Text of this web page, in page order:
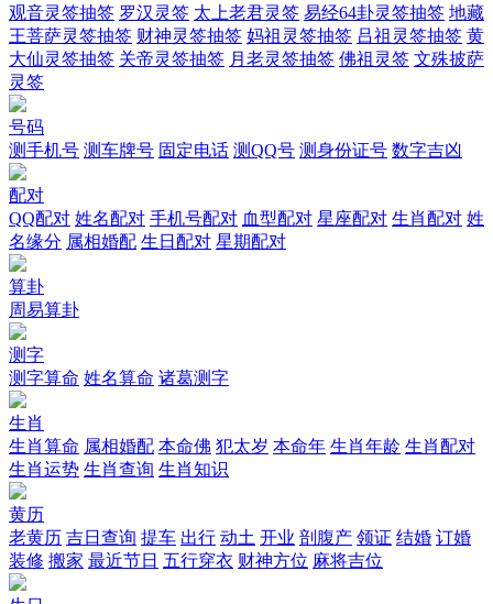
观音灵签抽签 罗汉灵签 太上老君灵签 易经64卦灵签抽签 地藏
王菩萨灵签抽签 财神灵签抽签 妈祖灵签抽签 吕祖灵签抽签 黄
大仙灵签抽签 关帝灵签抽签 月老灵签抽签 佛祖灵签 文殊披萨
灵签
号码
测手机号 测车牌号 固定电话 测QQ号 测身份证号 数字吉凶
配对
QQ配对 姓名配对 手机号配对 血型配对 星座配对 生肖配对 姓
名缘分 属相婚配 生日配对 星期配对
算卦
周易算卦
测字
测字算命 姓名算命 诸葛测字
生肖
生肖算命 属相婚配 本命佛 犯太岁 本命年 生肖年龄 生肖配对
生肖运势 生肖查询 生肖知识
黄历
老黄历 吉日查询 提车 出行 动土 开业 剖腹产 领证 结婚 订婚
装修 搬家 最近节日 五行穿衣 财神方位 麻将吉位